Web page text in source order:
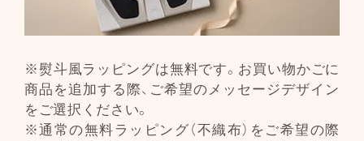
※熨斗風ラッピングは無料です。お買い物かごに
商品を追加する際、ご希望のメッセージデザイン
をご選択ください。
※通常の無料ラッピング（不織布）をご希望の際